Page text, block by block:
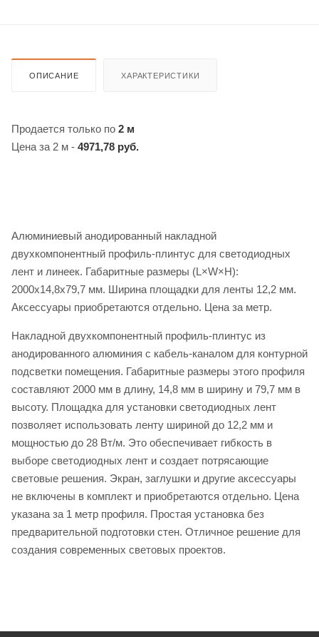
ОПИСАНИЕ ХАРАКТЕРИСТИКИ
Продается только по 2 м
Цена за 2 м - 4971,78 руб.
Алюминиевый анодированный накладной
двухкомпонентный профиль-плинтус для светодиодных
лент и линеек. Габаритные размеры (L×W×H):
2000x14,8x79,7 мм. Ширина площадки для ленты 12,2 мм.
Аксессуары приобретаются отдельно. Цена за метр.
Накладной двухкомпонентный профиль-плинтус из
анодированного алюминия с кабель-каналом для контурной
подсветки помещения. Габаритные размеры этого профиля
составляют 2000 мм в длину, 14,8 мм в ширину и 79,7 мм в
высоту. Площадка для установки светодиодных лент
позволяет использовать ленту шириной до 12,2 мм и
мощностью до 28 Вт/м. Это обеспечивает гибкость в
выборе светодиодных лент и создает потрясающие
световые решения. Экран, заглушки и другие аксессуары
не включены в комплект и приобретаются отдельно. Цена
указана за 1 метр профиля. Простая установка без
предварительной подготовки стен. Отличное решение для
создания современных световых проектов.